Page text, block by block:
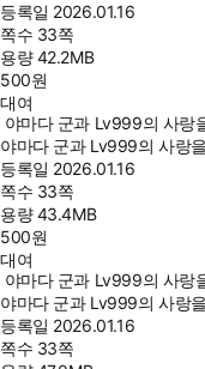
등록일 2026.01.16
쪽수 33쪽
용량42.2MB
500원
대여
야마다 군과 Lv999의 사랑
야마다 군과 Lv999의 사랑
등록일 2026.01.16
쪽수 33쪽
용량43.4MB
500원
대여
야마다 군과 Lv999의 사랑
야마다 군과 Lv999의 사랑
등록일 2026.01.16
쪽수 33쪽